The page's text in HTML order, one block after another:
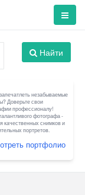
Найти
незабываемые
Доверьте свои
профессионалу!
фотографа -
качественных снимков и
портретов.
портфолио